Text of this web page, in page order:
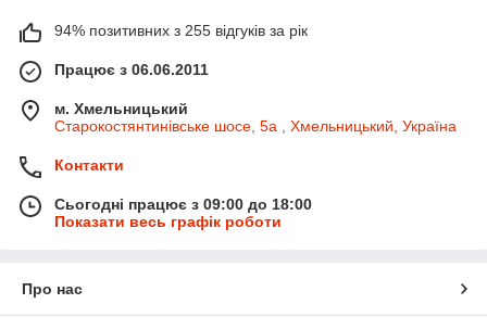
94% позитивних з 255 відгуків за рік
Працює з 06.06.2011
м. Хмельницький
Старокостянтинівське шосе, 5а , Хмельницький, Україна
Контакти
Сьогодні працює з 09:00 до 18:00
Показати весь графік роботи
Про нас